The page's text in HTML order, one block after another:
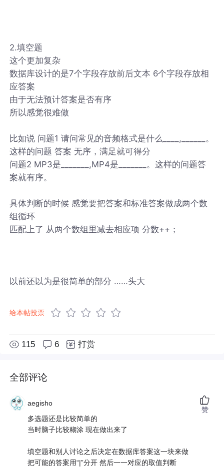
2.填空题
这个更加复杂
数据库设计的是7个字段存放前后文本 6个字段存放相
应答案
由于无法预计答案是否有序
所以感觉很难做
比如说 问题1 请问常见的音频格式是什么____,______。
这样的问题 答案 无序，满足就可得分
问题2 MP3是_______,MP4是_______。这样的问题答
案就有序。
具体判断的时候 感觉要把答案和标准答案做成两个数
组循环
匹配上了 从两个数组里减去相应项 分数++；
以前还以为是很简单的部分 ……头大
给本帖投票
115 6 打赏
全部评论
aegisho
多选题还是比较简单的
当时脑子比较糊涂 现在做出来了
填空题和别人讨论之后决定在数据库答案这一块来做
把可能的答案用“|”分开 然后一一对应的取值判断
赞